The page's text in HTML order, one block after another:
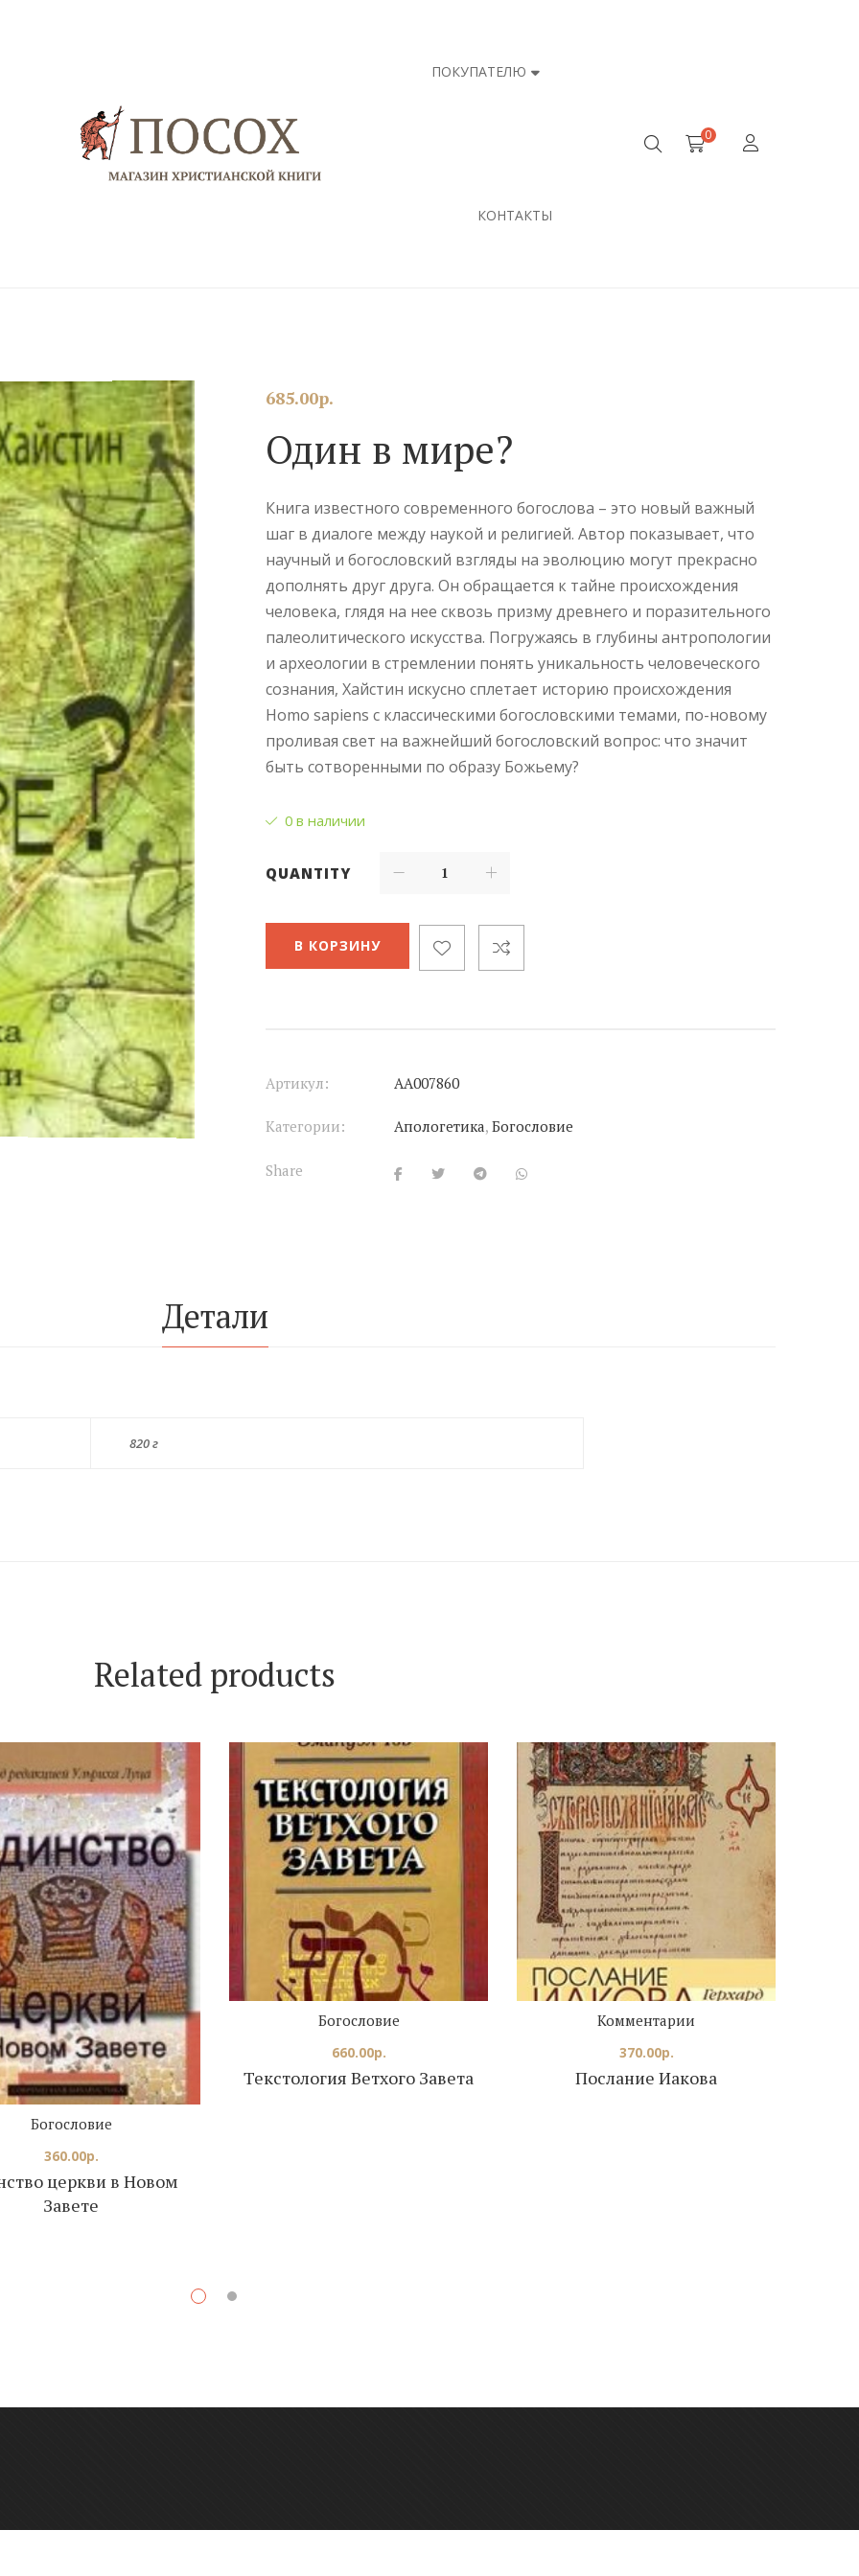
ПОКУПАТЕЛЮ
КОНТАКТЫ
0
685.00р.
Один в мире?
Книга известного современного богослова – это новый важный
шаг в диалоге между наукой и религией. Автор показывает, что
научный и богословский взгляды на эволюцию могут прекрасно
дополнять друг друга. Он обращается к тайне происхождения
человека, глядя на нее сквозь призму древнего и поразительного
палеолитического искусства. Погружаясь в глубины антропологии
и археологии в стремлении понять уникальность человеческого
сознания, Хайстин искусно сплетает историю происхождения
Homo sapiens с классическими богословскими темами, по-новому
проливая свет на важнейший богословский вопрос: что значит
быть сотворенными по образу Божьему?
0 в наличии
QUANTITY
В КОРЗИНУ
Артикул: АА007860
Категории: Апологетика,Богословие
Share
Детали
820 г
Related products
церкви в Новом
Завете
Богословие
360.00р.
Текстология Ветхого Завета
Богословие
660.00р.
Послание Иакова
Комментарии
370.00р.